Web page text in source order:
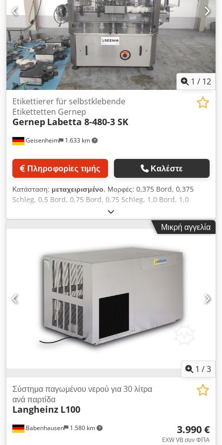
Διάμετρος εξόδου: 65mm Απόσταση αποστράγγισης από το
δάπεδο: 195mm Διπλό σακάκι Διάφορες συνδέσεις
Αναδευτήρας με αναδευτήρα δέσμης
1 / 12
Geisenheim 1.633 km
Etikettierer für selbstklebende
Etikettetten Gernep
Gernep Labetta 8-480-3 SK
Πληροφορίες τιμής Καλέστε
Κατάσταση: μεταχειρισμένο, Μορφές: 0,375 Bord, 0,375
Schleg, 0,5 Bord, 0,75 Bord, 0,75 Schleg, 1,0 Bord, 1,0
Schleg, 1,5l Bord, 1,5 Schleg Αρ. Σειράς: 15231 Τεχνικά
χαρακτηριστικά: Κατεύθυνση λειτουργίας: δεξιά-αριστερά,
κυκλική κίνηση, αριστερόστροφη Dcedjxyt Aiepfx Akhjk
Αριθμός σταθμών ετικετοθέτησης: 3 Αριθμός πιατών
μπουκαλιών: 8 Ρύθμιση ύψους κινητήρα: ναι Ρύθμιση
ταχύτητας: μετατροπέας συχνότητας
Μικρή αγγελία
1 /3
Babenhausen 1.580 km
Σύστημα παγωμένου νερού για 30 λίτρα
ανά παρτίδα
Langheinz L100
3.990 €
EXW VB συν ΦΠΑ